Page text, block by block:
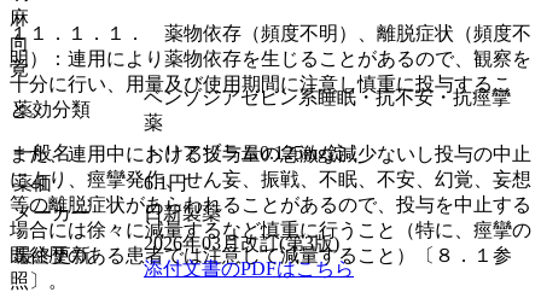
１１．１．１． 薬物依存（頻度不明）、離脱症状（頻度不
明）：連用により薬物依存を生じることがあるので、観察を
十分に行い、用量及び使用期間に注意し慎重に投与するこ
と。
また、連用中における投与量の急激な減少ないし投与の中止
により、痙攣発作、せん妄、振戦、不眠、不安、幻覚、妄想
等の離脱症状があらわれることがあるので、投与を中止する
場合には徐々に減量するなど慎重に行うこと（特に、痙攣の
既往歴のある患者では注意して減量すること）〔８．１参
照〕。
麻
向
覚
薬効分類
ベンゾジアゼピン系睡眠・抗不安・抗痙攣
薬
一般名
トリアゾラム0.125mg錠
薬価
6.1円
メーカー
日新製薬
最終更新
2026年03月改訂(第3版)
添付文書のPDFはこちら